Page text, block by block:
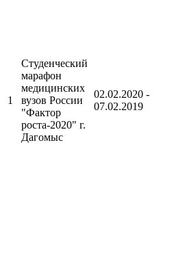
1
Студенческий
марафон
медицинских
вузов России
"Фактор
роста-2020" г.
Дагомыс
02.02.2020 -
07.02.2019